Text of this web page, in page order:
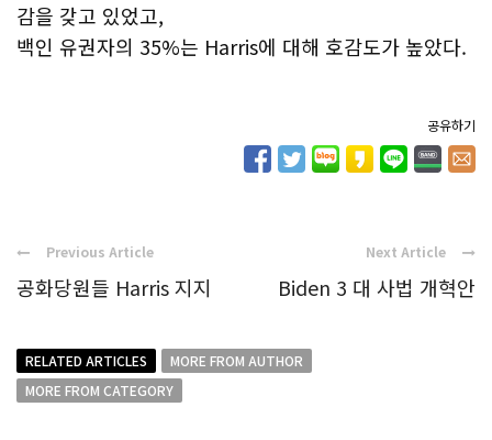
감을 갖고 있었고,
백인 유권자의 35%는 Harris에 대해 호감도가 높았다.
공유하기
Previous Article
공화당원들 Harris 지지
Next Article
Biden 3 대 사법 개혁안
RELATED ARTICLES
MORE FROM AUTHOR
MORE FROM CATEGORY